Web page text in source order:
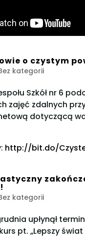
o czystym
kategorii
Szkół nr 6
zajęć zdalnych
dotyczącą
http://bit.do/
kategorii
upłynął
pt. „Lepszy